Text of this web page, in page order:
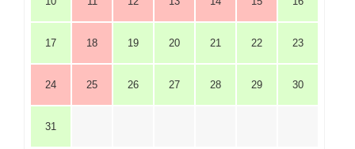
17 18 19 20 21 22 23
24 25 26 27 28 29 30
31